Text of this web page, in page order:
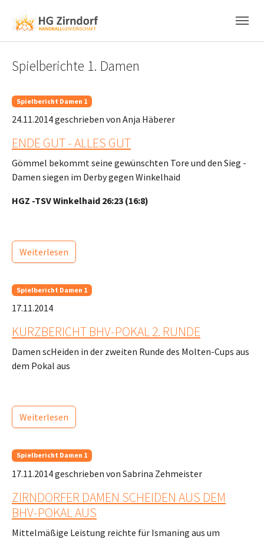
Spielberichte 1. Damen
Spielbericht Damen 1
24.11.2014geschrieben von Anja Häberer
ENDE GUT - ALLES GUT
Gömmel bekommt seine gewünschten Tore und den Sieg -
Damen siegen im Derby gegen Winkelhaid
HGZ -TSV Winkelhaid 26:23 (16:8)
Weiterlesen
Spielbericht Damen 1
17.11.2014
KURZBERICHT BHV-POKAL 2. RUNDE
Damen scHeiden in der zweiten Runde des Molten-Cups aus
dem Pokal aus
Weiterlesen
Spielbericht Damen 1
17.11.2014geschrieben von Sabrina Zehmeister
ZIRNDORFER DAMEN SCHEIDEN AUS DEM
BHV-POKAL AUS
Mittelmäßige Leistung reichte für Ismaning aus um